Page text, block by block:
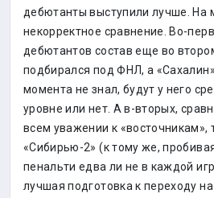
дебютанты выступили лучше. На
некорректное сравнение. Во-
дебютантов состав еще во
подбирался под ФНЛ, а
момента не знал, будут у него
уровне или нет. А в-вторых,
всем уважении к «восточникам»,
«Сибирью-2» (к тому же,
пенальти едва ли не в каждой
лучшая подготовка к переходу